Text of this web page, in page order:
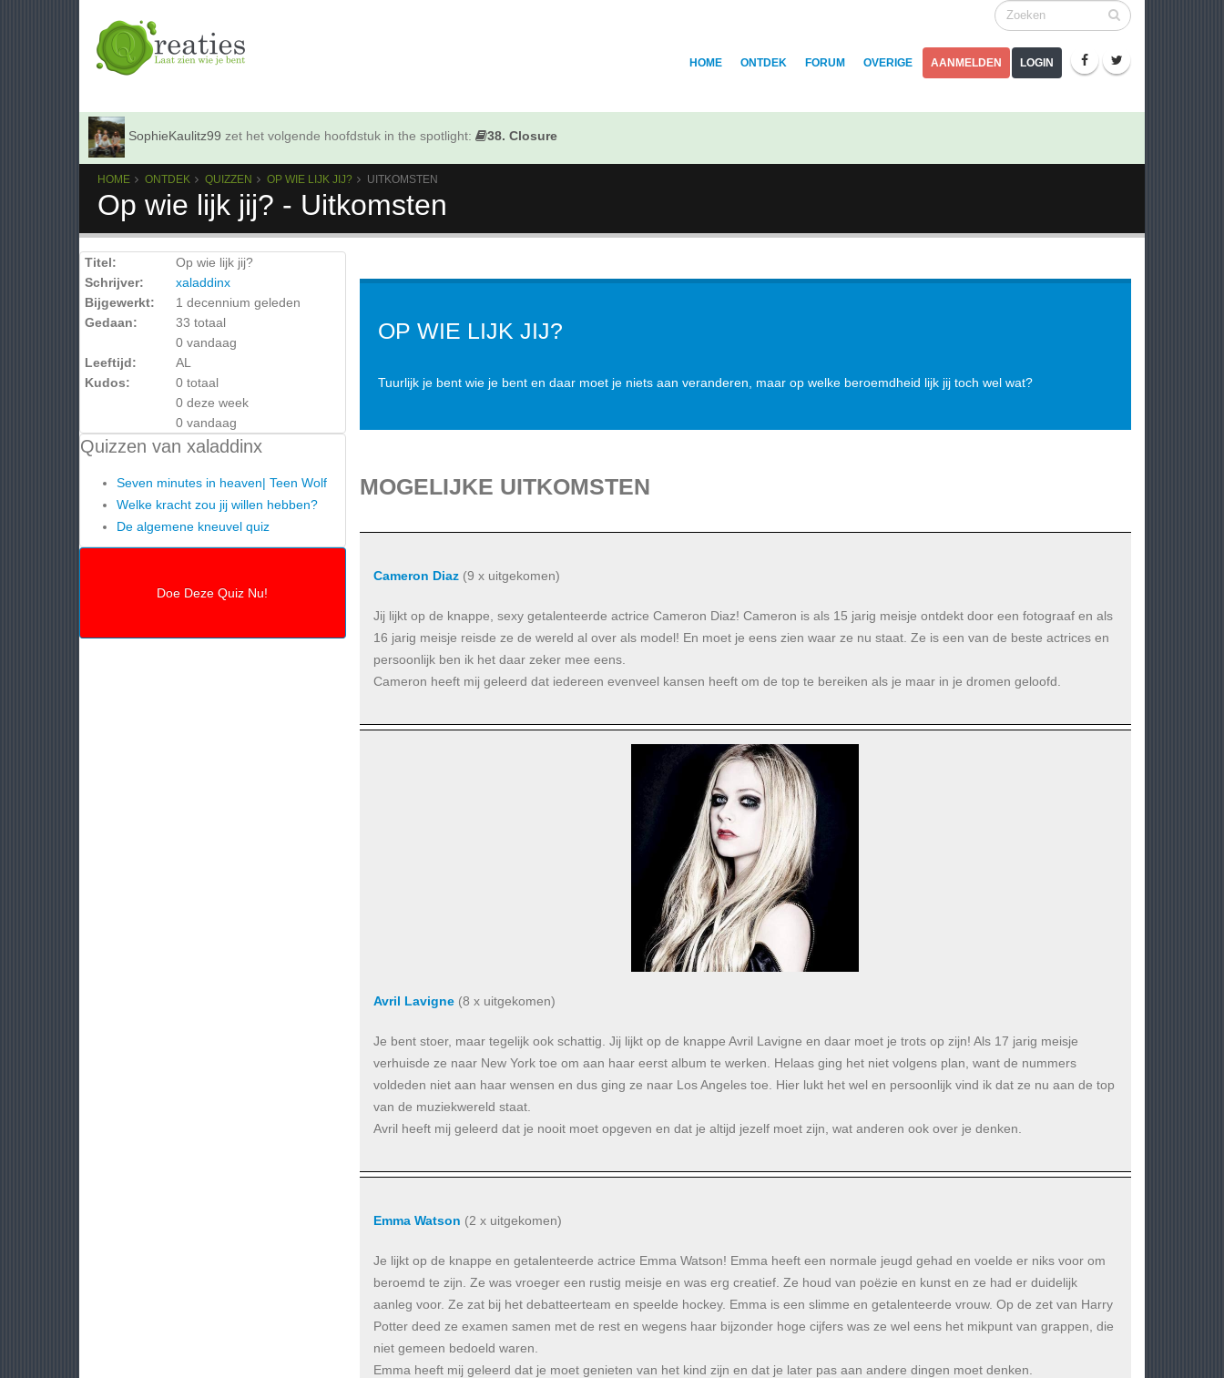
HOME ONTDEK FORUM OVERIGE AANMELDEN LOGIN
SophieKaulitz99 zet het volgende hoofdstuk in the spotlight: 38. Closure
HOME ONTDEK QUIZZEN OP WIE LIJK JIJ? UITKOMSTEN
Op wie lijk jij? - Uitkomsten
Titel:
Op wie lijk jij?
Schrijver:
xaladdinx
Bijgewerkt:
1 decennium geleden
Gedaan:
33 totaal
0 vandaag
Leeftijd:
AL
Kudos:
0 totaal
0 deze week
0 vandaag
Quizzen van xaladdinx
Seven minutes in heaven| Teen Wolf
Welke kracht zou jij willen hebben?
De algemene kneuvel quiz
OP WIE LIJK JIJ?
Tuurlijk je bent wie je bent en daar moet je niets aan veranderen, maar op welke beroemdheid lijk jij toch wel wat?
MOGELIJKE UITKOMSTEN
Cameron Diaz(9 x uitgekomen)
Jij lijkt op de knappe, sexy getalenteerde actrice Cameron Diaz! Cameron is als 15 jarig meisje ontdekt door een fotograaf en als
16 jarig meisje reisde ze de wereld al over als model! En moet je eens zien waar ze nu staat. Ze is een van de beste actrices en
persoonlijk ben ik het daar zeker mee eens.
Cameron heeft mij geleerd dat iedereen evenveel kansen heeft om de top te bereiken als je maar in je dromen geloofd.
Avril Lavigne(8 x uitgekomen)
Je bent stoer, maar tegelijk ook schattig. Jij lijkt op de knappe Avril Lavigne en daar moet je trots op zijn! Als 17 jarig meisje
verhuisde ze naar New York toe om aan haar eerst album te werken. Helaas ging het niet volgens plan, want de nummers
voldeden niet aan haar wensen en dus ging ze naar Los Angeles toe. Hier lukt het wel en persoonlijk vind ik dat ze nu aan de top
van de muziekwereld staat.
Avril heeft mij geleerd dat je nooit moet opgeven en dat je altijd jezelf moet zijn, wat anderen ook over je denken.
Emma Watson (2 x uitgekomen)
Je lijkt op de knappe en getalenteerde actrice Emma Watson! Emma heeft een normale jeugd gehad en voelde er niks voor om
beroemd te zijn. Ze was vroeger een rustig meisje en was erg creatief. Ze houd van poëzie en kunst en ze had er duidelijk
aanleg voor. Ze zat bij het debatteerteam en speelde hockey. Emma is een slimme en getalenteerde vrouw. Op de zet van Harry
Potter deed ze examen samen met de rest en wegens haar bijzonder hoge cijfers was ze wel eens het mikpunt van grappen, die
niet gemeen bedoeld waren.
Emma heeft mij geleerd dat je moet genieten van het kind zijn en dat je later pas aan andere dingen moet denken.